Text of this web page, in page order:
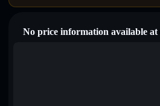
No price information available at